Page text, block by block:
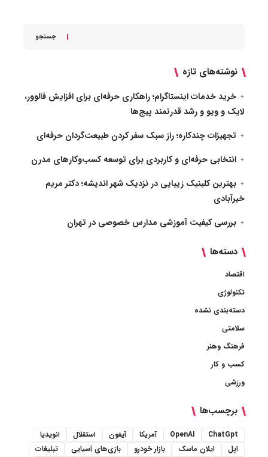
جستجو
نوشته‌های تازه
خرید خدمات اینستاگرام؛ راهکاری حرفه‌ای برای افزایش فالوور،
لایک و ویو و رشد قدرتمند پیج‌ها
تجهیزات چندکاره؛ راز سبک سفر کردن طبیعت‌گردان حرفه‌ای
انتخابی حرفه‌ای و کاربردی برای توسعه کسب‌وکارهای مدرن
بهترین کلینیک زیبایی در نزدیک شهر اندیشه؛ دکتر مریم
خیرآبادی
بررسی کیفیت آموزشی مدارس خصوصی در تهران
دسته‌ها
اقتصاد
تکنولوژی
دسته‌بندی نشده
سلامتی
فرهنگ وهنر
کسب و کار
ورزشی
برچسب‌ها
ChatGpt
OpenAI آمریکا آیفون استقلال
انویدیا
اپل
ایلان ماسک بازار خودرو بازی‌های آسیایی
تبلیغات